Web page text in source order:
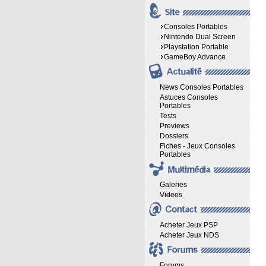
Consoles Portables
Nintendo Dual Screen
Playstation Portable
GameBoy Advance
News Consoles Portables
Astuces Consoles
Portables
Tests
Previews
Dossiers
Fiches - Jeux Consoles
Portables
Galeries
Videos
Acheter Jeux PSP
Acheter Jeux NDS